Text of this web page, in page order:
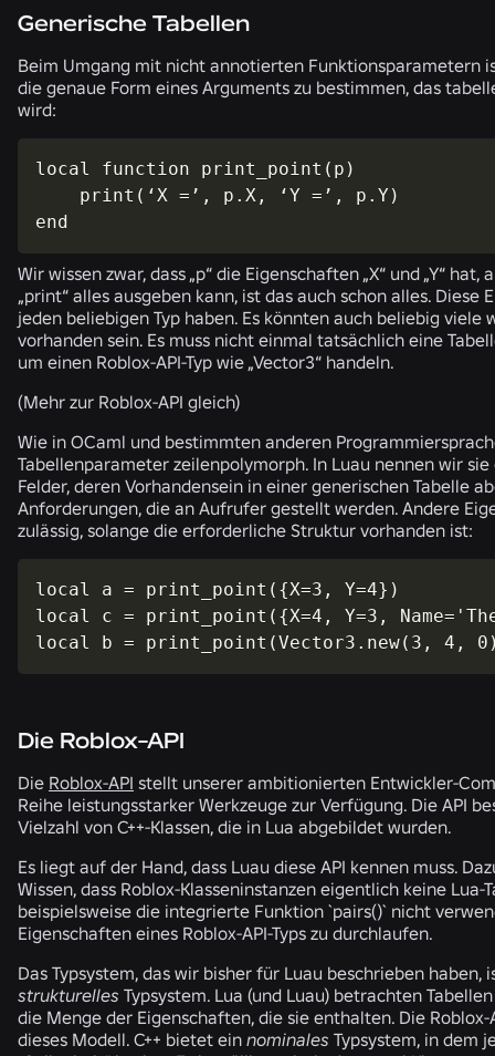
Generische Tabellen
Beim Umgang mit nicht annotierten Funktionsparametern
die genaue Form eines Arguments zu bestimmen, das
wird:
local function print_point(p)
    print(‘X =’, p.X, ‘Y =’, p.Y)
end
Wir wissen zwar, dass „p“ die Eigenschaften „X“ und „Y“ hat,
„print“ alles ausgeben kann, ist das auch schon alles. Diese
jeden beliebigen Typ haben. Es könnten auch beliebig viele
vorhanden sein. Es muss nicht einmal tatsächlich eine
um einen Roblox-API-Typ wie „Vector3“ handeln.
(Mehr zur Roblox-API gleich)
Wie in OCaml und bestimmten anderen
Tabellenparameter zeilenpolymorph. In Luau nennen wir sie
Felder, deren Vorhandensein in einer generischen Tabelle
Anforderungen, die an Aufrufer gestellt werden. Andere
zulässig, solange die erforderliche Struktur vorhanden ist:
local a = print_point({X=3, Y=4})
local c = print_point({X=4, Y=3,
local b = print_point(Vector3.new(3, 4,
Die Roblox-API
Die Roblox-API stellt unserer ambitionierten Entwickler-
Reihe leistungsstarker Werkzeuge zur Verfügung. Die API
Vielzahl von C++-Klassen, die in Lua abgebildet wurden.
Es liegt auf der Hand, dass Luau diese API kennen muss.
Wissen, dass Roblox-Klasseninstanzen eigentlich keine Lua-
beispielsweise die integrierte Funktion `pairs()` nicht
Eigenschaften eines Roblox-API-Typs zu durchlaufen.
Das Typsystem, das wir bisher für Luau beschrieben haben,
strukturelles Typsystem. Lua (und Luau) betrachten
die Menge der Eigenschaften, die sie enthalten. Die Roblox-
dieses Modell. C++ bietet ein nominales Typsystem, in dem